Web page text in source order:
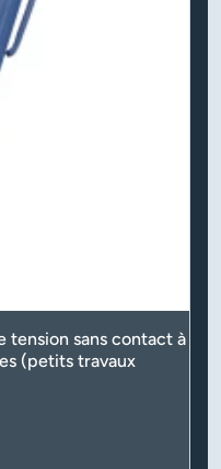
tension sans contact à
(petits travaux